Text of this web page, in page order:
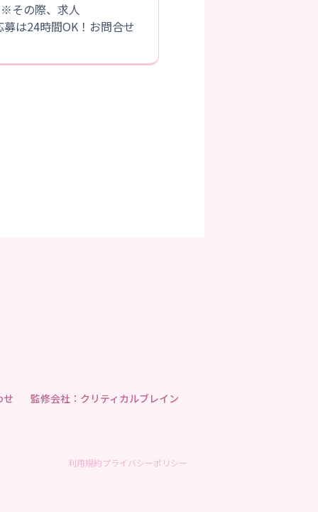
その際、求人
は24時間OK！お問合せ
せ 監修会社：クリティカルブレイン
利用規約プライバシーポリシー